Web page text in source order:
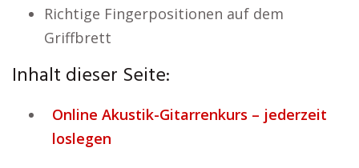
Richtige Fingerpositionen auf dem
Griffbrett
Inhalt dieser Seite:
Online Akustik-Gitarrenkurs – jederzeit
loslegen